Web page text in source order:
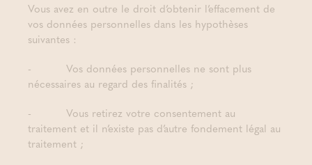
Vous avez en outre le droit d’obtenir l’effacement de
vos données personnelles dans les hypothèses
suivantes :
- Vos données personnelles ne sont plus
nécessaires au regard des finalités ;
- Vous retirez votre consentement au
traitement et il n’existe pas d’autre fondement légal au
traitement ;